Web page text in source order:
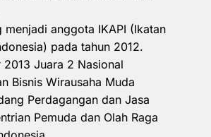
menjadi anggota IKAPI (Ikatan
pada tahun 2012.
2013 Juara 2 Nasional
Bisnis Wirausaha Muda
Perdagangan dan Jasa
Pemuda dan Olah Raga